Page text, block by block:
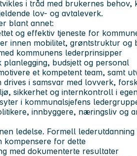
i tråd med brukernes behov,
lov- og avtaleverk.
blant annet:
og effektiv tjeneste for
innen mobilitet, grøntstruktur og
kommunens lederprinsipper
planlegging, budsjett og personal
et kompetent team, samt
drives i samsvar med lovverk,
sikkerhet og internkontroll i
i kommunalsjefens
innbyggere, næringsliv og
ledelse. Formell
kompensere for dette
med dokumenterte resultater